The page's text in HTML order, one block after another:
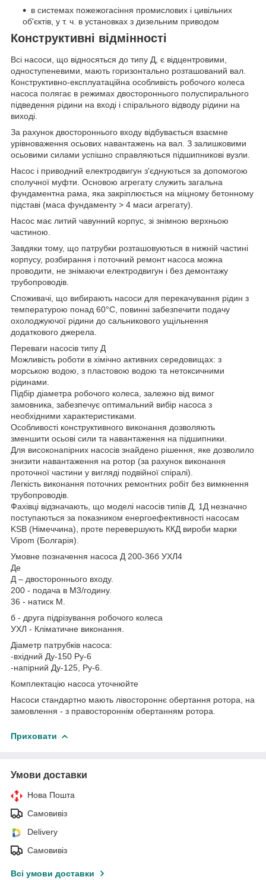
в системах пожежогасіння промислових і цивільних
об'єктів, у т. ч. в установках з дизельним приводом
Конструктивні відмінності
Всі насоси, що відносяться до типу Д, є відцентровими,
одноступеневими, мають горизонтально розташований вал.
Конструктивно-експлуатаційна особливість робочого колеса
насоса полягає в режимах двостороннього полуспирального
підведення рідини на вході і спірального відводу рідини на
виході.
За рахунок двостороннього входу відбувається взаємне
урівноваження осьових навантажень на вал. З залишковими
осьовими силами успішно справляються підшипникові вузли.
Насос і приводний електродвигун з'єднуються за допомогою
сполучної муфти. Основою агрегату служить загальна
фундаментна рама, яка закріплюється на міцному бетонному
підставі (маса фундаменту > 4 маси агрегату).
Насос має литий чавунний корпус, зі знімною верхньою
частиною.
Завдяки тому, що патрубки розташовуються в нижній частині
корпусу, розбирання і поточний ремонт насоса можна
проводити, не знімаючи електродвигун і без демонтажу
трубопроводів.
Споживачі, що вибирають насоси для перекачування рідин з
температурою понад 60°С, повинні забезпечити подачу
охолоджуючої рідини до сальникового ущільнення
додаткового джерела.
Переваги насосів типу Д
Можливість роботи в хімічно активних середовищах: з
морською водою, з пластовою водою та нетоксичними
рідинами.
Підбір діаметра робочого колеса, залежно від вимог
замовника, забезпечує оптимальний вибір насоса з
необхідними характеристиками.
Особливості конструктивного виконання дозволяють
зменшити осьові сили та навантаження на підшипники.
Для високонапірних насосів знайдено рішення, яке дозволило
знизити навантаження на ротор (за рахунок виконання
проточної частини у вигляді подвійної спіралі).
Легкість виконання поточних ремонтних робіт без вимкнення
трубопроводів.
Фахівці відзначають, що моделі насосів типів Д, 1Д незначно
поступаються за показником енергоефективності насосам
KSB (Німеччина), проте перевершують ККД вироби марки
Vipom (Болгарія).
Умовне позначення насоса Д 200-36б УХЛ4
Де
Д – двостороннього входу.
200 - подача в М3/годину.
36 - натиск М.
б - друга підрізування робочого колеса
УХЛ - Кліматичне виконання.
Діаметр патрубків насоса:
-вхідний Ду-150 Ру-6
-напірний Ду-125, Ру-6.
Комплектацію насоса уточнюйте
Насоси стандартно мають лівостороннє обертання ротора, на
замовлення - з правостороннім обертанням ротора.
Приховати
Умови доставки
Нова Пошта
Самовивіз
Delivery
Самовивіз
Всі умови доставки